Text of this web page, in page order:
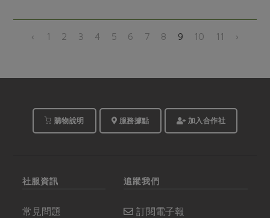
‹ 1 2 3 4 5 6 7 8 9 10 11 ›
購物說明 服務據點 加入合作社
社服資訊
常見問題
追蹤我們
訂閱電子報